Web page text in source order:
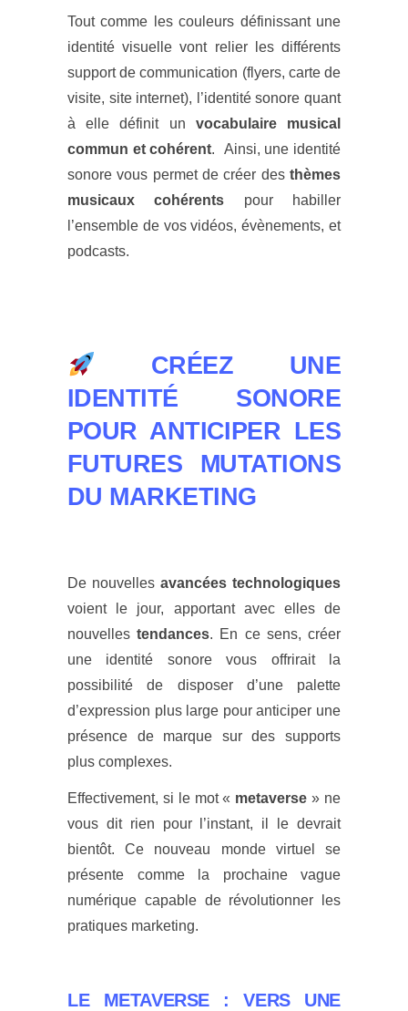
Tout comme les couleurs définissant une
identité visuelle vont relier les différents
support de communication (flyers, carte de
visite, site internet), l’identité sonore quant
à elle définit un vocabulaire musical
commun et cohérent.
Ainsi, une identité
sonore vous permet de créer desthèmes
musicaux cohérents pour habiller
l’ensemble de vos vidéos, évènements, et
podcasts.
CRÉEZ UNE
IDENTITÉ SONORE
POUR ANTICIPER LES
FUTURES MUTATIONS
DU MARKETING
De nouvelles avancées technologiques
voient le jour, apportant avec elles de
nouvellestendances. En ce sens, créer
une identité sonore vous offrirait la
possibilité de disposer d’une palette
d’expression plus large pour anticiper une
présence de marque sur des supports
plus complexes.
Effectivement, si le mot « metaverse » ne
vous dit rien pour l’instant, il le devrait
bientôt. Ce nouveau monde virtuel se
présente comme la prochaine vague
numérique capable de révolutionner les
pratiques marketing.
LE METAVERSE : VERS UNE